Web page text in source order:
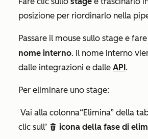
posizione per riordinarlo nella
Passare il mouse sullo stage e
nome interno. Il nome interno
dalle integrazioni e dalle API.
Per eliminare uno stage:
Vai alla colonna“Elimina” della
clic sull’ delete icona della fase di